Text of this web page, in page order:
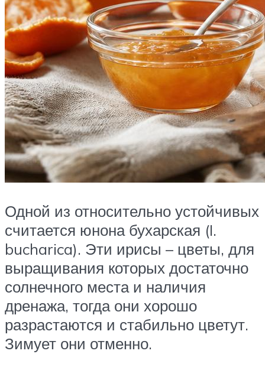
Одной из относительно устойчивых
считается юнона бухарская (I.
bucharica). Эти ирисы – цветы, для
выращивания которых достаточно
солнечного места и наличия
дренажа, тогда они хорошо
разрастаются и стабильно цветут.
Зимует они отменно.